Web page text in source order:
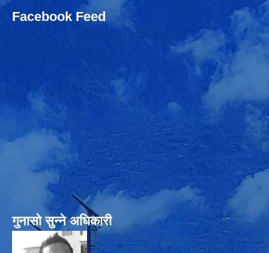
Facebook Feed
गुनासो सुन्‍ने अधिकारी